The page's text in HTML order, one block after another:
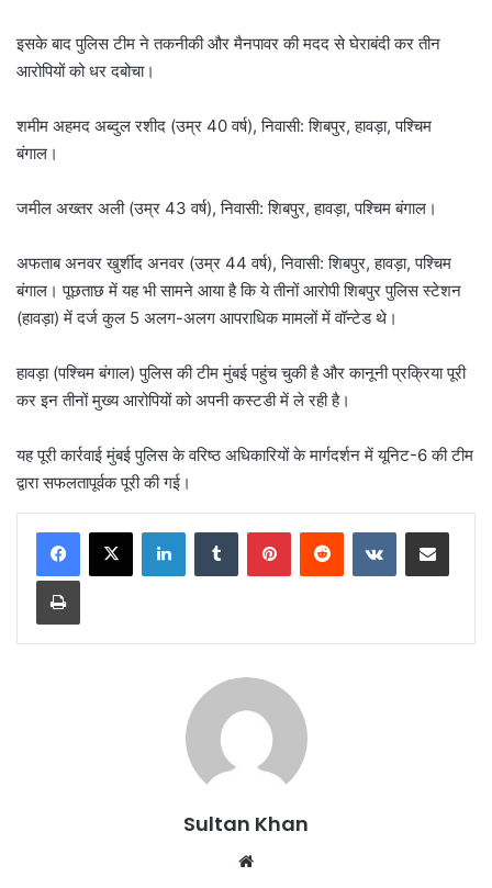
इसके बाद पुलिस टीम ने तकनीकी और मैनपावर की मदद से घेराबंदी कर तीन
आरोपियों को धर दबोचा।
शमीम अहमद अब्दुल रशीद (उम्र 40 वर्ष), निवासी: शिबपुर, हावड़ा, पश्चिम
बंगाल।
जमील अख्तर अली (उम्र 43 वर्ष), निवासी: शिबपुर, हावड़ा, पश्चिम बंगाल।
अफताब अनवर खुर्शीद अनवर (उम्र 44 वर्ष), निवासी: शिबपुर, हावड़ा, पश्चिम
बंगाल। पूछताछ में यह भी सामने आया है कि ये तीनों आरोपी शिबपुर पुलिस स्टेशन
(हावड़ा) में दर्ज कुल 5 अलग-अलग आपराधिक मामलों में वॉन्टेड थे।
हावड़ा (पश्चिम बंगाल) पुलिस की टीम मुंबई पहुंच चुकी है और कानूनी प्रक्रिया पूरी
कर इन तीनों मुख्य आरोपियों को अपनी कस्टडी में ले रही है।
यह पूरी कार्रवाई मुंबई पुलिस के वरिष्ठ अधिकारियों के मार्गदर्शन में यूनिट-6 की टीम
द्वारा सफलतापूर्वक पूरी की गई।
Sultan Khan